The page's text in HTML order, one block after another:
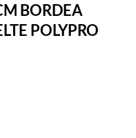
BORDEA
POLYPRO